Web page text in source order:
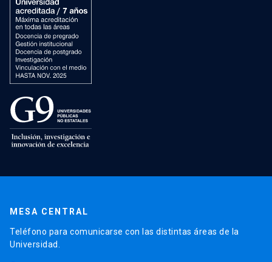
MESA CENTRAL
Teléfono para comunicarse con las distintas áreas de la
Universidad.